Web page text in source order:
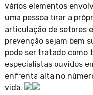
vários elementos
uma pessoa tirar a
articulação de setores
prevenção sejam bem
pode ser tratado como
especialistas ouvidos
enfrenta alta no
vida.